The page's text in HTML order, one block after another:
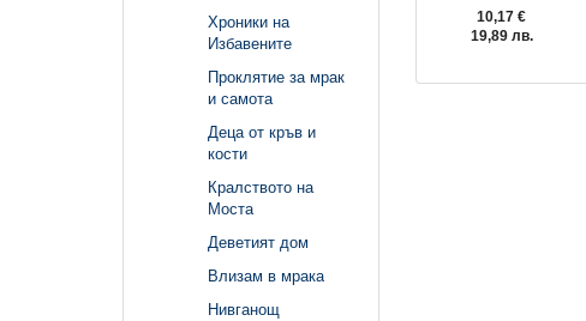
Хроники на
Избавените
Проклятие за мрак
и самота
Деца от кръв и
кости
Кралството на
Моста
Деветият дом
Влизам в мрака
Нивганощ
10,17 €
19,89 лв.